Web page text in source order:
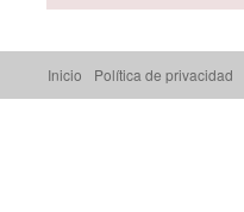
Inicio Política de privacidad